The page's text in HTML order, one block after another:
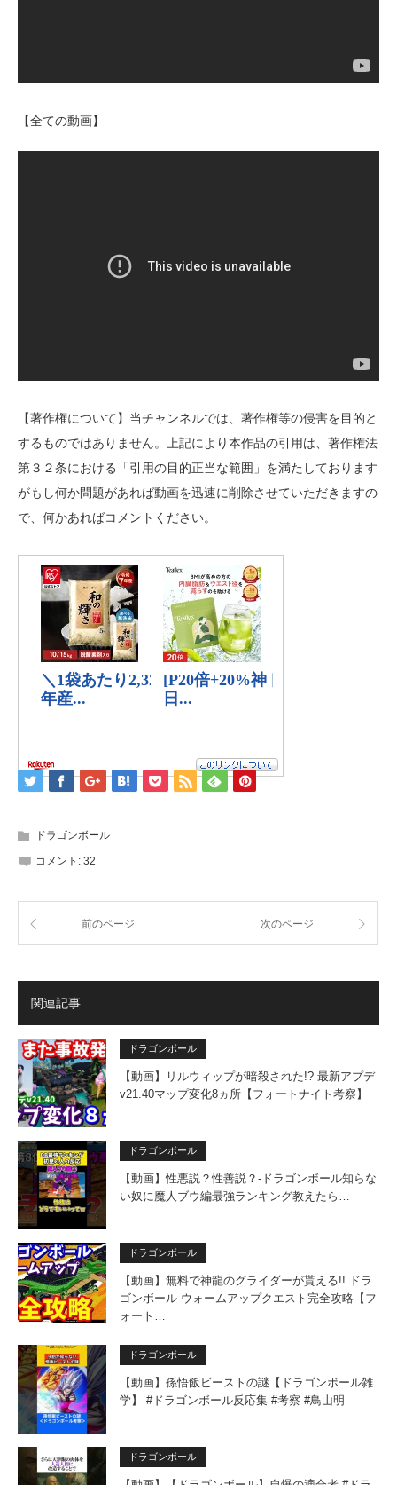
【全ての動画】
【著作権について】当チャンネルでは、著作権等の侵害を目的と
するものではありません。上記により本作品の引用は、著作権法
第３２条における「引用の目的正当な範囲」を満たしております
がもし何か問題があれば動画を迅速に削除させていただきますの
で、何かあればコメントください。
ドラゴンボール
コメント: 32
前のページ 次のページ
関連記事
ドラゴンボール
【動画】リルウィップが暗殺された!? 最新アプデ
v21.40マップ変化8ヵ所【フォートナイト考察】
ドラゴンボール
【動画】性悪説？性善説？-ドラゴンボール知らな
い奴に魔人ブウ編最強ランキング教えたら…
ドラゴンボール
【動画】無料で神龍のグライダーが貰える!! ドラ
ゴンボール ウォームアップクエスト完全攻略【フ
ォート…
ドラゴンボール
【動画】孫悟飯ビーストの謎【ドラゴンボール雑
学】 #ドラゴンボール反応集 #考察 #鳥山明
ドラゴンボール